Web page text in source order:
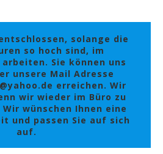
solange die
so hoch sind, im
Sie können uns
unsere Mail Adresse
erreichen. Wir
wir wieder im Büro zu
wünschen Ihnen eine
und passen Sie auf sich
auf.